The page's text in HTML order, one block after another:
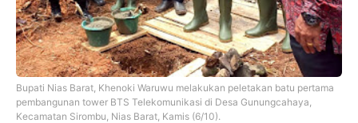
Bupati Nias Barat, Khenoki Waruwu melakukan peletakan batu pertama
pembangunan tower BTS Telekomunikasi di Desa Gunungcahaya,
Kecamatan Sirombu, Nias Barat, Kamis (6/10).